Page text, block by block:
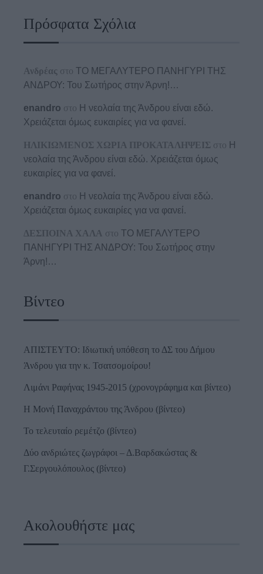
Πρόσφατα Σχόλια
Ανδρέας στο ΤΟ ΜΕΓΑΛΥΤΕΡΟ ΠΑΝΗΓΥΡΙ ΤΗΣ
ΑΝΔΡΟΥ: Του Σωτήρος στην Άρνη!…
enandro στο Η νεολαία της Άνδρου είναι εδώ.
Χρειάζεται όμως ευκαιρίες για να φανεί.
ΗΛΙΚΙΩΜΕΝΟΣ ΧΩΡΙΑ ΠΡΟΚΑΤΑΛΗΨΕΙΣ στο Η
νεολαία της Άνδρου είναι εδώ. Χρειάζεται όμως
ευκαιρίες για να φανεί.
enandro στο Η νεολαία της Άνδρου είναι εδώ.
Χρειάζεται όμως ευκαιρίες για να φανεί.
ΔΕΣΠΟΙΝΑ ΧΑΛΑ στο ΤΟ ΜΕΓΑΛΥΤΕΡΟ
ΠΑΝΗΓΥΡΙ ΤΗΣ ΑΝΔΡΟΥ: Του Σωτήρος στην
Άρνη!…
Βίντεο
ΑΠΙΣΤΕΥΤΟ: Ιδιωτική υπόθεση το ΔΣ του Δήμου
Άνδρου για την κ. Τσατσομοίρου!
Λιμάνι Ραφήνας 1945-2015 (χρονογράφημα και βίντεο)
Η Μονή Παναχράντου της Άνδρου (βίντεο)
Το τελευταίο ρεμέτζο (βίντεο)
Δύο ανδριώτες ζωγράφοι – Δ.Βαρδακώστας &
Γ.Σεργουλόπουλος (βίντεο)
Ακολουθήστε μας